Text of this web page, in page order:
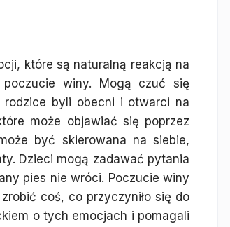
które są naturalną reakcją na
poczucie winy. Mogą czuć się
byli obecni i otwarci na
może objawiać się poprzez
być skierowana na siebie,
Dzieci mogą zadawać pytania
pies nie wróci. Poczucie winy
coś, co przyczyniło się do
o tych emocjach i pomagali